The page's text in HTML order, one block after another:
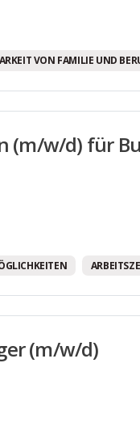
VON FAMILIE UND
(m/w/d) für
(m/w/d)